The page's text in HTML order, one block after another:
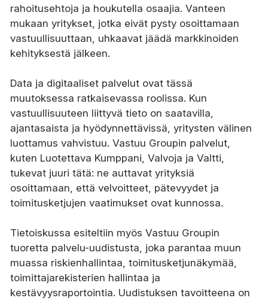
rahoitusehtoja ja houkutella osaajia. Vanteen
mukaan yritykset, jotka eivät pysty osoittamaan
vastuullisuuttaan, uhkaavat jäädä markkinoiden
kehityksestä jälkeen.
Data ja digitaaliset palvelut ovat tässä
muutoksessa ratkaisevassa roolissa. Kun
vastuullisuuteen liittyvä tieto on saatavilla,
ajantasaista ja hyödynnettävissä, yritysten välinen
luottamus vahvistuu. Vastuu Groupin palvelut,
kuten Luotettava Kumppani, Valvoja ja Valtti,
tukevat juuri tätä: ne auttavat yrityksiä
osoittamaan, että velvoitteet, pätevyydet ja
toimitusketjujen vaatimukset ovat kunnossa.
Tietoiskussa esiteltiin myös Vastuu Groupin
tuoretta palvelu-uudistusta, joka parantaa muun
muassa riskienhallintaa, toimitusketjunäkymää,
toimittajarekisterien hallintaa ja
kestävyysraportointia. Uudistuksen tavoitteena on